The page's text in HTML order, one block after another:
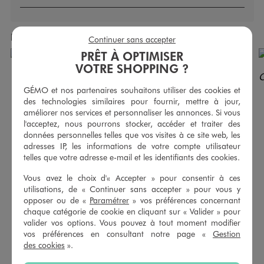
Produits achetés ensemble
Pantalon ample en coton gaufré avec taille élastique femme
25,99 €
4.5/5 de moyenne
Débardeur en viscose double porté femme
8,99 €
-50% sur le 2ème produit d'été
PRÊT À OPTIMISER
VOTRE SHOPPING ?
GÉMO et nos partenaires souhaitons utiliser des cookies et
des technologies similaires pour fournir, mettre à jour,
améliorer nos services et personnaliser les annonces. Si vous
l'acceptez, nous pourrons stocker, accéder et traiter des
données personnelles telles que vos visites à ce site web, les
adresses IP, les informations de votre compte utilisateur
telles que votre adresse e-mail et les identifiants des cookies.
Vous avez le choix d'« Accepter » pour consentir à ces
utilisations, de « Continuer sans accepter » pour vous y
opposer ou de « Paramétrer » vos préférences concernant
chaque catégorie de cookie en cliquant sur « Valider » pour
valider vos options. Vous pouvez à tout moment modifier
vos préférences en consultant notre page « Gestion
des cookies ».
Continuer sans accepter